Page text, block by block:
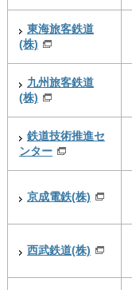
東海旅客鉄道
(株)
九州旅客鉄道
(株)
鉄道技術推進セ
ンター
京成電鉄(株)
西武鉄道(株)